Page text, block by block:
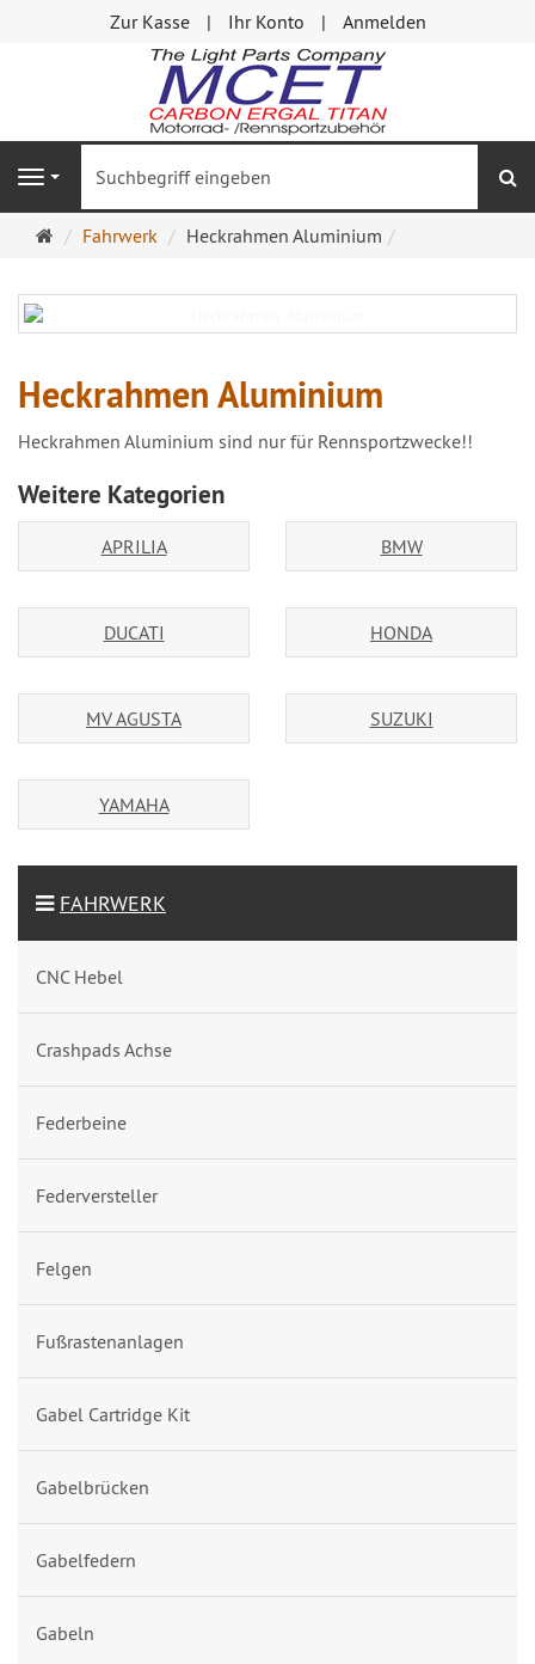
Zur Kasse Ihr Konto Anmelden
Navigation
Startseite
Fahrwerk Heckrahmen Aluminium
Heckrahmen Aluminium
Heckrahmen Aluminium sind nur für Rennsportzwecke!!
Weitere Kategorien
APRILIA BMW
DUCATI HONDA
MV AGUSTA SUZUKI
YAMAHA
FAHRWERK
CNC Hebel
Crashpads Achse
Federbeine
Federversteller
Felgen
Fußrastenanlagen
Gabel Cartridge Kit
Gabelbrücken
Gabelfedern
Gabeln